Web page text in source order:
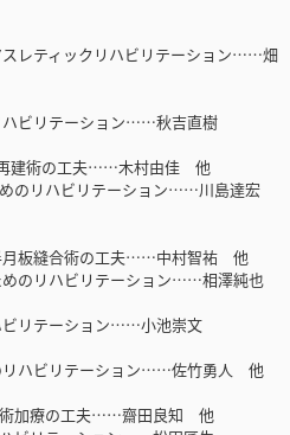
レティックリハビリテーション……畑
ビリテーション……秋吉直樹
再建術の工夫……木村由佳 他
のリハビリテーション……川島達宏
月板縫合術の工夫……中村智祐 他
のリハビリテーション……相澤純也
リテーション……小池崇文
リハビリテーション……佐竹勇人 他
術加療の工夫……齋田良知 他